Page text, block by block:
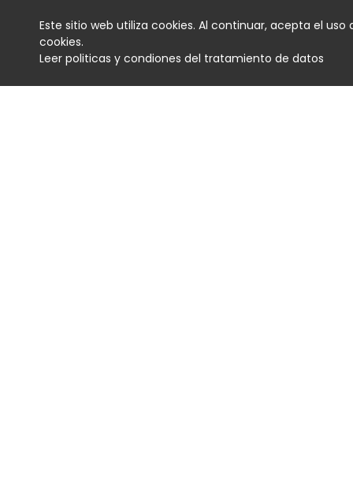
Este sitio web utiliza cookies. Al continuar, acepta el uso
cookies.
Leer politicas y condiones del tratamiento de datos